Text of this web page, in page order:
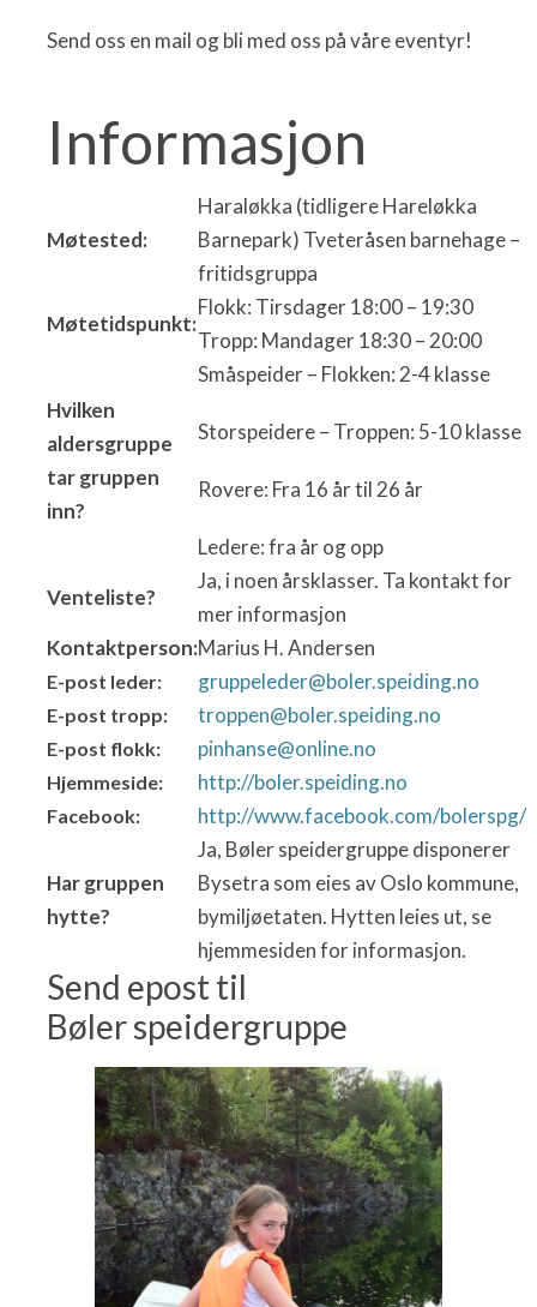
Send oss en mail og bli med oss på våre eventyr!
Informasjon
Møtested:
Haraløkka (tidligere Hareløkka
Barnepark) Tveteråsen barnehage –
fritidsgruppa
Møtetidspunkt:
Flokk: Tirsdager 18:00 – 19:30
Tropp: Mandager 18:30 – 20:00
Hvilken
aldersgruppe
tar gruppen
inn?
Småspeider – Flokken: 2-4 klasse
Storspeidere – Troppen: 5-10 klasse
Rovere: Fra 16 år til 26 år
Ledere: fra år og opp
Venteliste?
Ja, i noen årsklasser. Ta kontakt for
mer informasjon
Kontaktperson:Marius H. Andersen
E-post leder: gruppeleder@boler.speiding.no
E-post tropp: troppen@boler.speiding.no
E-post flokk: pinhanse@online.no
Hjemmeside: http://boler.speiding.no
Facebook: http://www.facebook.com/bolerspg/
Har gruppen
hytte?
Ja, Bøler speidergruppe disponerer
Bysetra som eies av Oslo kommune,
bymiljøetaten. Hytten leies ut, se
hjemmesiden for informasjon.
Send epost til
Bøler speidergruppe